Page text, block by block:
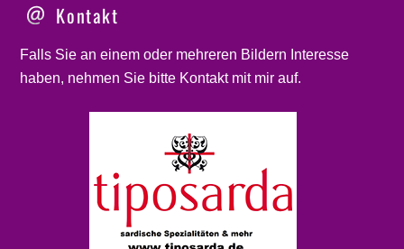
Kontakt
Falls Sie an einem oder mehreren Bildern Interesse
haben, nehmen Sie bitte Kontaktmit mir auf.